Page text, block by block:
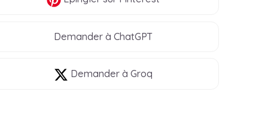
Demander à ChatGPT
Demander à Groq